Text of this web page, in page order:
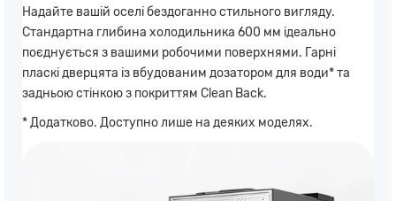
Надайте вашій оселі бездоганно стильного вигляду.
Стандартна глибина холодильника 600 мм ідеально
поєднується з вашими робочими поверхнями. Гарні
пласкі дверцята із вбудованим дозатором для води* та
задньою стінкою з покриттям Clean Back.
* Додатково. Доступно лише на деяких моделях.